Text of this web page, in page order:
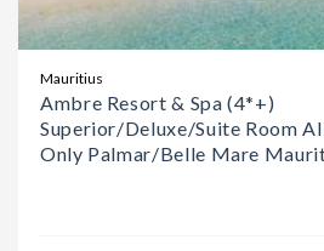
Mauritius
Ambre Resort & Spa (4*+)
Superior/Deluxe/Suite Room
Only Palmar/Belle Mare